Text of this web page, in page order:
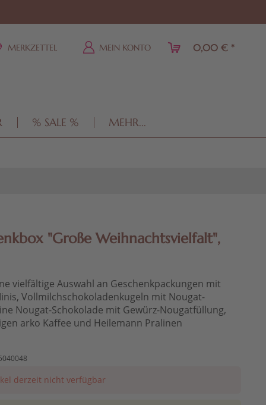
MERKZETTEL MEIN KONTO 0,00 € *
% SALE % MEHR...
"Große Weihnachtsvielfalt",
vielfältige Auswahl an Geschenkpackungen mit
Vollmilchschokoladenkugeln mit Nougat-
Nougat-Schokolade mit Gewürz-Nougatfüllung,
arko Kaffee und Heilemann Pralinen
derzeit nicht verfügbar